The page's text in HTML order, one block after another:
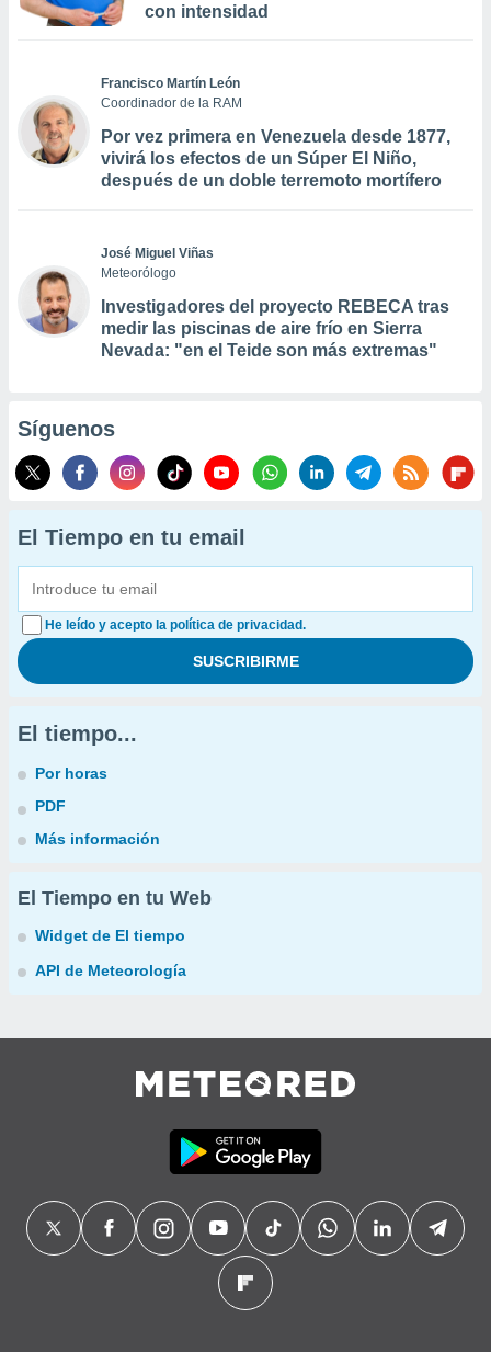
con intensidad
Francisco Martín León
Coordinador de la RAM
Por vez primera en Venezuela desde 1877,
vivirá los efectos de un Súper El Niño,
después de un doble terremoto mortífero
José Miguel Viñas
Meteorólogo
Investigadores del proyecto REBECA tras
medir las piscinas de aire frío en Sierra
Nevada: "en el Teide son más extremas"
Síguenos
El Tiempo en tu email
He leído y acepto la política de privacidad.
El tiempo...
Por horas
PDF
Más información
El Tiempo en tu Web
Widget de El tiempo
API de Meteorología